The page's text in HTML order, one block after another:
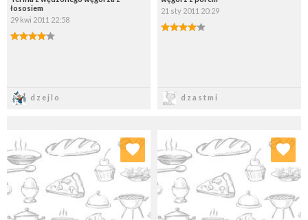
łososiem
29 kwi 2011 22:58
dzejlo
21 sty 2011 20:29
dzastmi
Dodaj do ulubionych
Wybierz listę:
Dodaj do ulubionych
Wybierz listę: